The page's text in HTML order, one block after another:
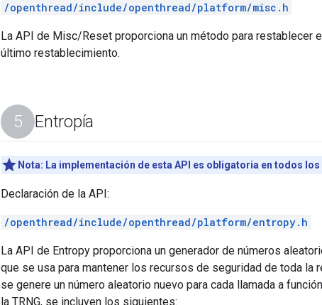
/openthread/include/openthread/platform/misc.h
La API de Misc/Reset proporciona un método para restablecer
último restablecimiento.
Entropía
Nota: La implementación de esta API es obligatoria en todos
Declaración de la API:
/openthread/include/openthread/platform/entropy.h
La API de Entropy proporciona un generador de números
que se usa para mantener los recursos de seguridad de toda la
se genere un número aleatorio nuevo para cada llamada a
la TRNG, se incluyen los siguientes: